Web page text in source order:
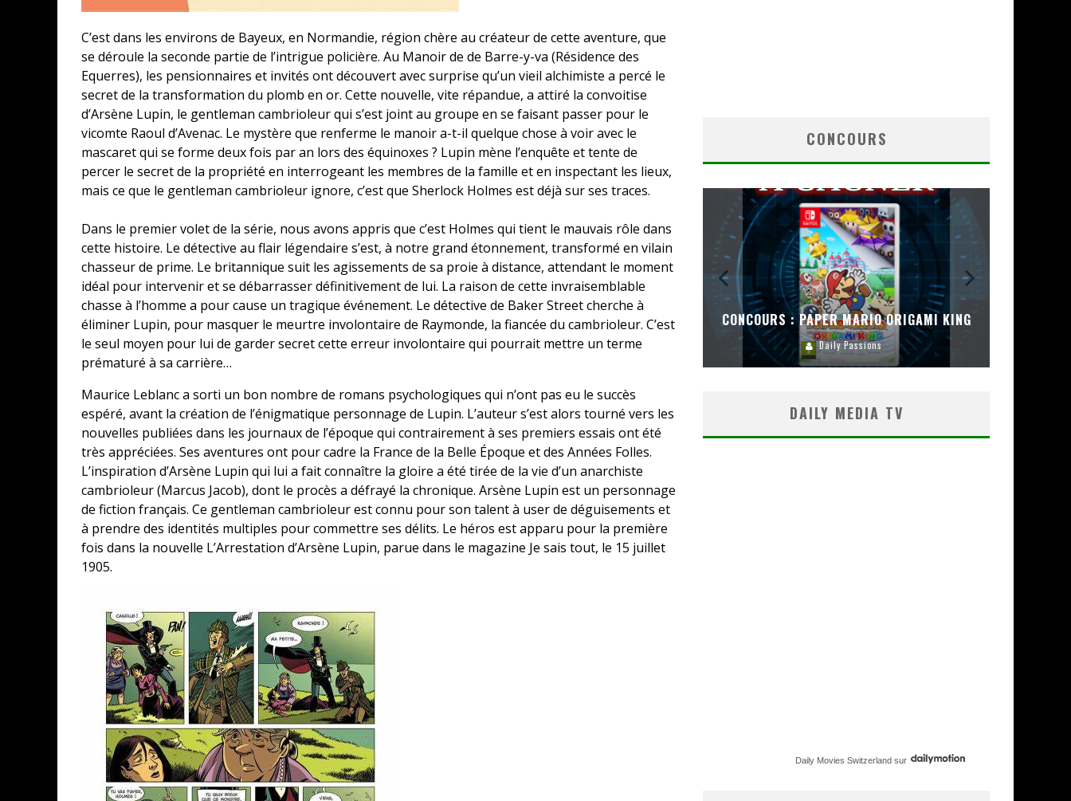
C’est dans les environs de Bayeux, en Normandie, région chère au créateur de cette aventure, que
se déroule la seconde partie de l’intrigue policière. Au Manoir de de Barre-y-va (Résidence des
Equerres), les pensionnaires et invités ont découvert avec surprise qu’un vieil alchimiste a percé le
secret de la transformation du plomb en or. Cette nouvelle, vite répandue, a attiré la convoitise
d’Arsène Lupin, le gentleman cambrioleur qui s’est joint au groupe en se faisant passer pour le
vicomte Raoul d’Avenac. Le mystère que renferme le manoir a-t-il quelque chose à voir avec le
mascaret qui se forme deux fois par an lors des équinoxes ? Lupin mène l’enquête et tente de
percer le secret de la propriété en interrogeant les membres de la famille et en inspectant les lieux,
mais ce que le gentleman cambrioleur ignore, c’est que Sherlock Holmes est déjà sur ses traces.
Dans le premier volet de la série, nous avons appris que c’est Holmes qui tient le mauvais rôle dans
cette histoire. Le détective au flair légendaire s’est, à notre grand étonnement, transformé en vilain
chasseur de prime. Le britannique suit les agissements de sa proie à distance, attendant le moment
idéal pour intervenir et se débarrasser définitivement de lui. La raison de cette invraisemblable
chasse à l’homme a pour cause un tragique événement. Le détective de Baker Street cherche à
éliminer Lupin, pour masquer le meurtre involontaire de Raymonde, la fiancée du cambrioleur. C’est
le seul moyen pour lui de garder secret cette erreur involontaire qui pourrait mettre un terme
prématuré à sa carrière…
Maurice Leblanc a sorti un bon nombre de romans psychologiques qui n’ont pas eu le succès
espéré, avant la création de l’énigmatique personnage de Lupin. L’auteur s’est alors tourné vers les
nouvelles publiées dans les journaux de l’époque qui contrairement à ses premiers essais ont été
très appréciées. Ses aventures ont pour cadre la France de la Belle Époque et des Années Folles.
L’inspiration d’Arsène Lupin qui lui a fait connaître la gloire a été tirée de la vie d’un anarchiste
cambrioleur (Marcus Jacob), dont le procès a défrayé la chronique. Arsène Lupin est un personnage
de fiction français. Ce gentleman cambrioleur est connu pour son talent à user de déguisements et
à prendre des identités multiples pour commettre ses délits. Le héros est apparu pour la première
fois dans la nouvelle L’Arrestation d’Arsène Lupin, parue dans le magazine Je sais tout, le 15 juillet
1905.
CONCOURS
CONCOURS : CALENDRIER DE L’AVENT – UNE
COPIE DU JEU « GRID, ULTIMATE EDITION »
SUR XBOX ONE OU PS4
Daily Passions
CONCOURS : PAPER MARIO ORIGAMI KING
Daily Passions
DAILY MEDIA TV
Daily Movies Switzerland sur